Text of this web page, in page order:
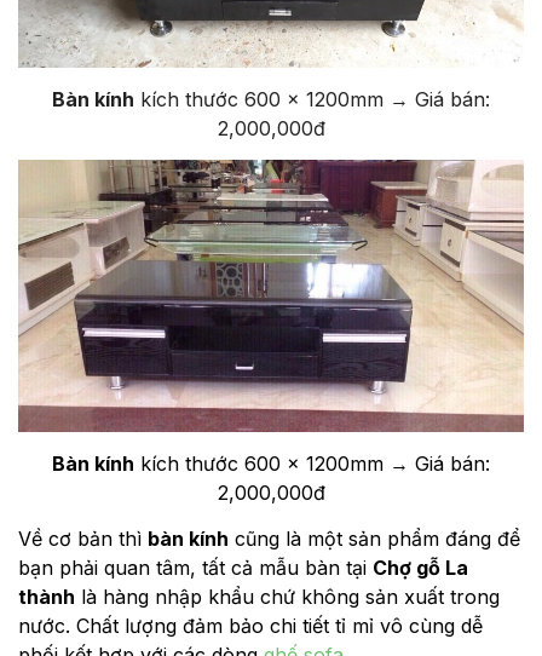
Bàn kính kích thước 600 x 1200mm → Giá bán:
2,000,000đ
Bàn kính kích thước 600 x 1200mm → Giá bán:
2,000,000đ
Về cơ bản thì bàn kính cũng là một sản phẩm đáng để
bạn phải quan tâm, tất cả mẫu bàn tại Chợ gỗ La
thành là hàng nhập khẩu chứ không sản xuất trong
nước. Chất lượng đảm bảo chi tiết tỉ mỉ vô cùng dễ